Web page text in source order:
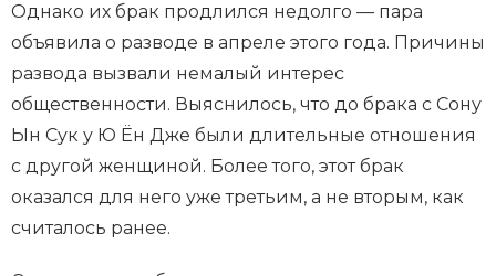
Однако их брак продлился недолго — пара
объявила о разводе в апреле этого года. Причины
развода вызвали немалый интерес
общественности. Выяснилось, что до брака с Сону
Ын Сук у Ю Ён Дже были длительные отношения
с другой женщиной. Более того, этот брак
оказался для него уже третьим, а не вторым, как
считалось ранее.